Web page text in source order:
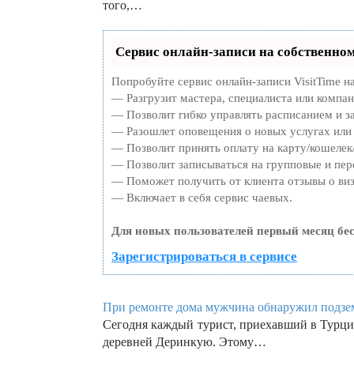
того,…
Сервис онлайн-записи на
Попробуйте сервис онлайн-записи VisitTime
— Разгрузит мастера, специалиста или
— Позволит гибко управлять расписанием и
— Разошлет оповещения о новых услугах или
— Позволит принять оплату на карту/
— Позволит записываться на групповые и
— Поможет получить от клиента отзывы о
— Включает в себя сервис чаевых.
Для новых пользователей первый месяц
Зарегистрироваться в сервисе
При ремонте дома мужчина обнаружил
Сегодня каждый турист, приехавший в
деревней Деринкую. Этому…